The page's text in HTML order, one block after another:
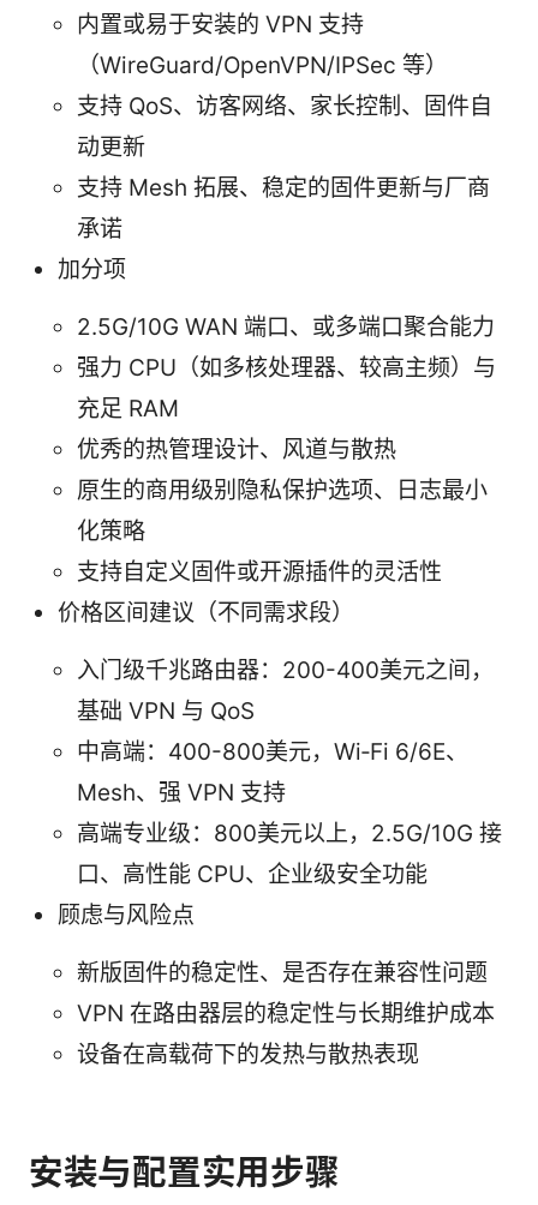
内置或易于安装的 VPN 支持
（WireGuard/OpenVPN/IPSec 等）
支持 QoS、访客网络、家长控制、固件自
动更新
支持 Mesh 拓展、稳定的固件更新与厂商
承诺
加分项
2.5G/10G WAN 端口、或多端口聚合能力
强力 CPU（如多核处理器、较高主频）与
充足 RAM
优秀的热管理设计、风道与散热
原生的商用级别隐私保护选项、日志最小
化策略
支持自定义固件或开源插件的灵活性
价格区间建议（不同需求段）
入门级千兆路由器：200-400美元之间，
基础 VPN 与 QoS
中高端：400-800美元，Wi‑Fi 6/6E、
Mesh、强 VPN 支持
高端专业级：800美元以上，2.5G/10G 接
口、高性能 CPU、企业级安全功能
顾虑与风险点
新版固件的稳定性、是否存在兼容性问题
VPN 在路由器层的稳定性与长期维护成本
设备在高载荷下的发热与散热表现
安装与配置实用步骤